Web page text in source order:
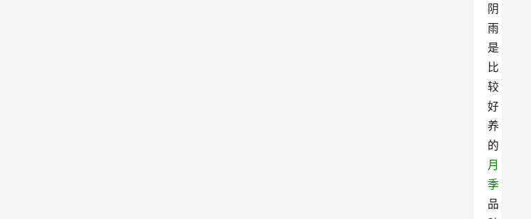
阴
雨
是
比
较
好
养
的
月
季
品